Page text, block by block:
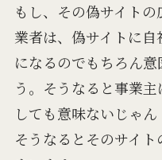
もし、その偽サイト
業者は、偽サイトに
になるのでもちろん
う。そうなると事業
しても意味ないじゃん
そうなるとそのサイ